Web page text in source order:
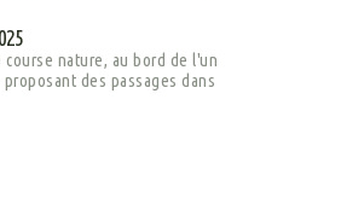
course nature, au bord de l'un
des passages dans